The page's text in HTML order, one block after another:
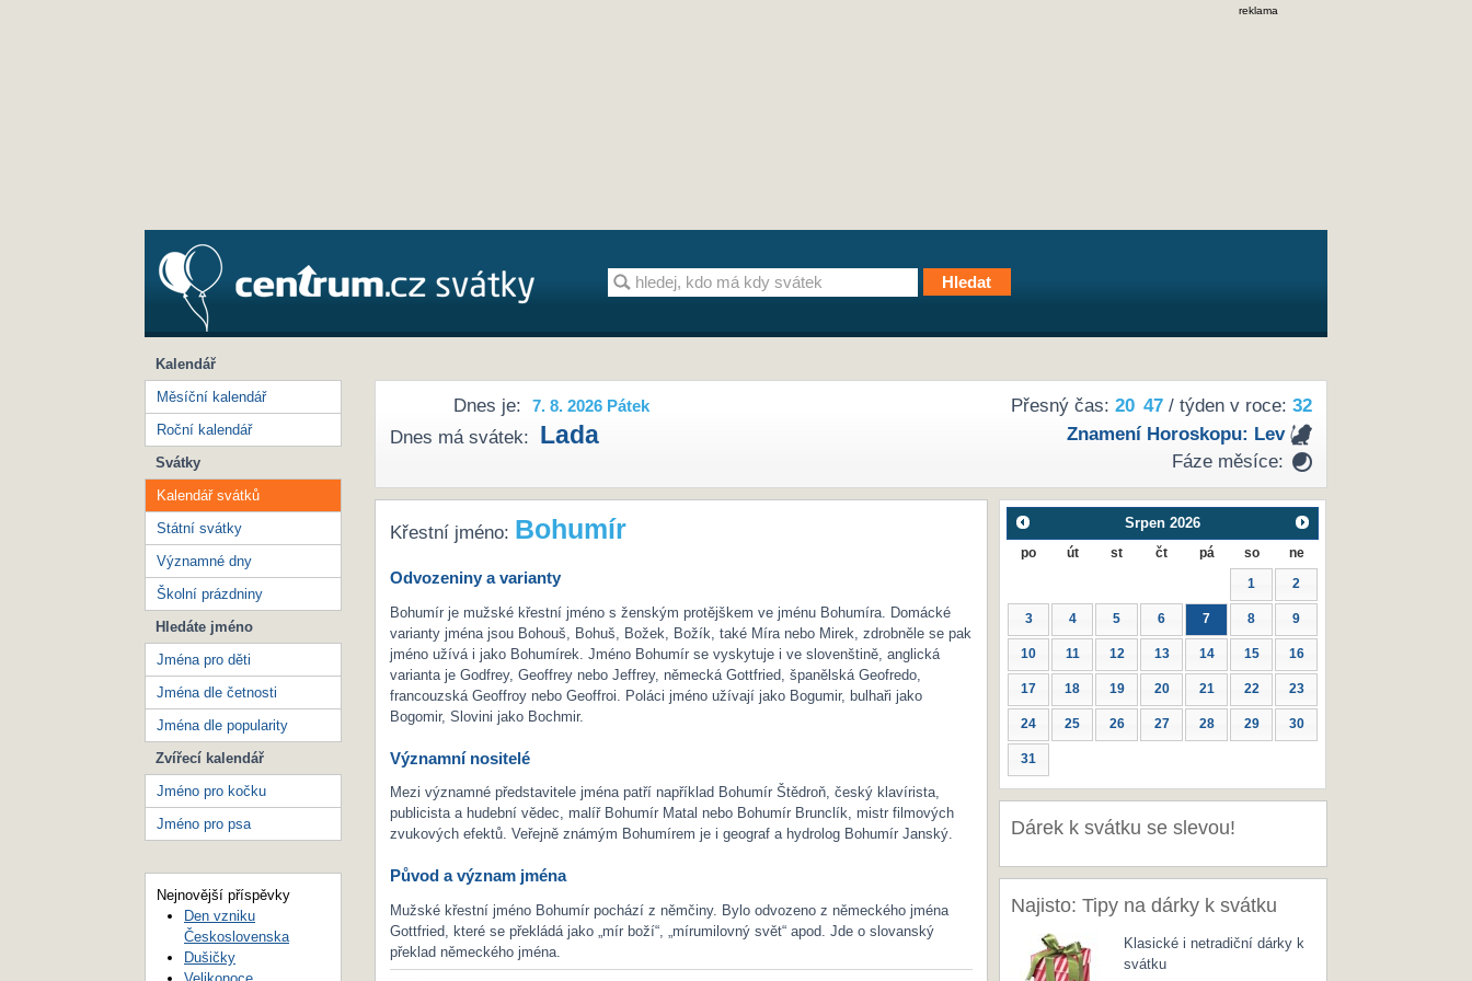
reklama
Přesný čas: 20 47/ týden v roce: 32
Znamení Horoskopu: Lev
Fáze měsíce:
Dnes je: 7. 8. 2026 Pátek
Dnes má svátek: Lada
Křestní jméno: Bohumír
Odvozeniny a varianty
Bohumír je mužské křestní jméno s ženským protějškem ve jménu Bohumíra. Domácké
varianty jména jsou Bohouš, Bohuš, Božek, Božík, také Míra nebo Mirek, zdrobněle se pak
jméno užívá i jako Bohumírek. Jméno Bohumír se vyskytuje i ve slovenštině, anglická
varianta je Godfrey, Geoffrey nebo Jeffrey, německá Gottfried, španělská Geofredo,
francouzská Geoffroy nebo Geoffroi. Poláci jméno užívají jako Bogumir, bulhaři jako
Bogomir, Slovini jako Bochmir.
Významní nositelé
Mezi významné představitele jména patří například Bohumír Štědroň, český klavírista,
publicista a hudební vědec, malíř Bohumír Matal nebo Bohumír Brunclík, mistr filmových
zvukových efektů. Veřejně známým Bohumírem je i geograf a hydrolog Bohumír Janský.
Původ a význam jména
Mužské křestní jméno Bohumír pochází z němčiny. Bylo odvozeno z německého jména
Gottfried, které se překládá jako „mír boží“, „mírumilovný svět“ apod. Jde o slovanský
překlad německého jména.
Srpen 2026
po út st čt pá so ne
1 2
3 4 5 6 7 8 9
10 11 12 13 14 15 16
17 18 19 20 21 22 23
24 25 26 27 28 29 30
31
Dárek k svátku se slevou!
Najisto: Tipy na dárky k svátku
Klasické i netradiční dárky k
svátku
Kalendář
Měsíční kalendář
Roční kalendář
Svátky
Kalendář svátků
Státní svátky
Významné dny
Školní prázdniny
Hledáte jméno
Jména pro děti
Jména dle četnosti
Jména dle popularity
Zvířecí kalendář
Jméno pro kočku
Jméno pro psa
Nejnovější příspěvky
Den vzniku
Československa
Dušičky